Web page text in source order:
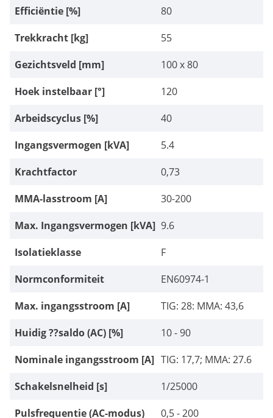
Efficiëntie [%]
80
Trekkracht [kg]
55
Gezichtsveld [mm]
100 x 80
Hoek instelbaar [°]
120
Arbeidscyclus [%]
40
Ingangsvermogen [kVA]
5.4
Krachtfactor
0,73
MMA-lasstroom [A]
30-200
Max. Ingangsvermogen [kVA] 9.6
Isolatieklasse
F
Normconformiteit
EN60974-1
Max. ingangsstroom [A]
TIG: 28: MMA: 43,6
Huidig ??saldo (AC) [%]
10 - 90
Nominale ingangsstroom [A] TIG: 17,7; MMA: 27.6
Schakelsnelheid [s]
1/25000
Pulsfrequentie (AC-modus)
0,5 - 200